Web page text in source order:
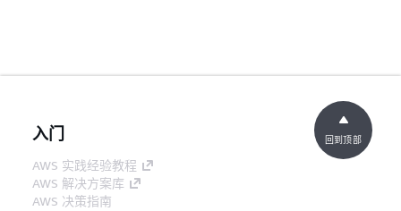
入门
AWS 实践经验教程
AWS 解决方案库
AWS 决策指南
回到顶部